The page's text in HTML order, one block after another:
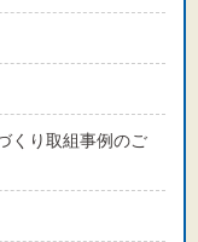
くり取組事例のご